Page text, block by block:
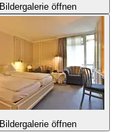
Bildergalerie öffnen
Bildergalerie öffnen